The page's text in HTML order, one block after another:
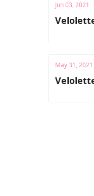
Jun 03, 2021
May 31, 2021